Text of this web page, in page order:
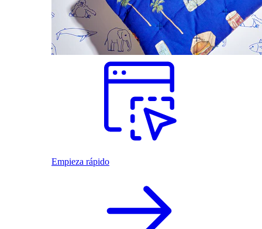
Empieza rápido